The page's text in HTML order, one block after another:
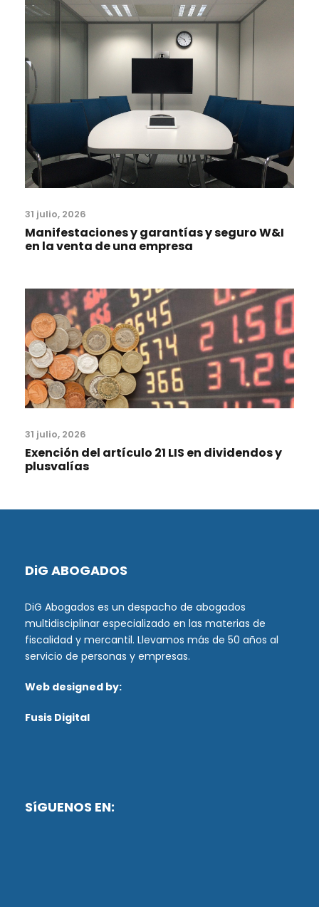
31 julio, 2026
Manifestaciones y garantías y seguro W&I
en la venta de una empresa
31 julio, 2026
Exención del artículo 21 LIS en dividendos y
plusvalías
DiG ABOGADOS
DiG Abogados es un despacho de abogados
multidisciplinar especializado en las materias de
fiscalidad y mercantil. Llevamos más de 50 años al
servicio de personas y empresas.
Web designed by:
Fusis Digital
SíGUENOS EN: